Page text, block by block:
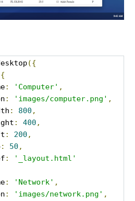
({
: 'Computer' ,
: 'images/computer.png' ,
: 800 ,
: 400 ,
: 200 ,
: 50 ,
:
'_layout.html'
: 'Network' ,
: 'images/network.png' ,